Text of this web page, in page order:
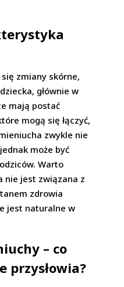
się zmiany skórne,
głównie w
mają postać
mogą się łączyć,
zwykle nie
może być
Warto
nie jest związana z
zdrowia
jest naturalne w
– co
przysłowia?